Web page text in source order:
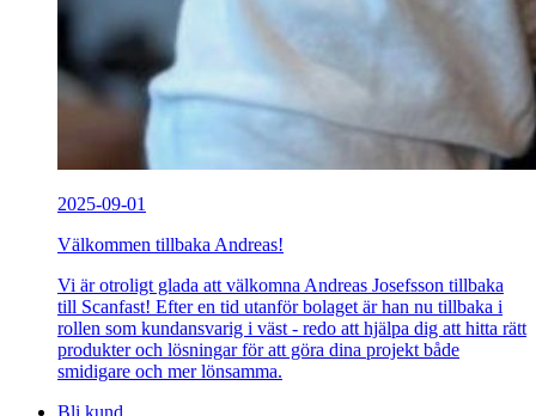
2025-09-01
Välkommen tillbaka Andreas!
Vi är otroligt glada att välkomna Andreas Josefsson tillbaka
till Scanfast! Efter en tid utanför bolaget är han nu tillbaka i
rollen som kundansvarig i väst - redo att hjälpa dig att hitta rätt
produkter och lösningar för att göra dina projekt både
smidigare och mer lönsamma.
Bli kund